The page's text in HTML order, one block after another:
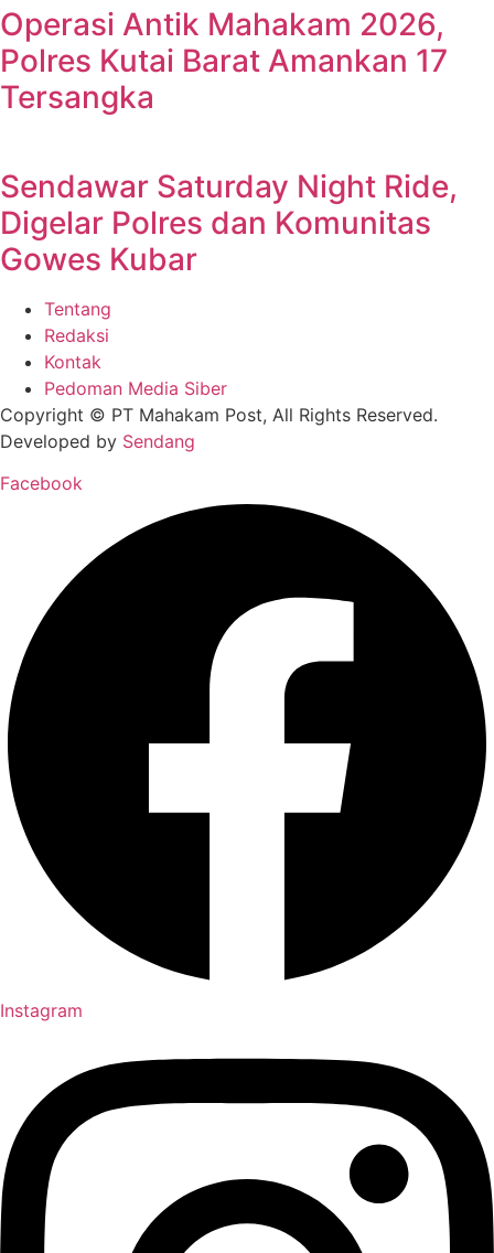
Operasi Antik Mahakam 2026,
Polres Kutai Barat Amankan 17
Tersangka
Sendawar Saturday Night Ride,
Digelar Polres dan Komunitas
Gowes Kubar
Tentang
Redaksi
Kontak
Pedoman Media Siber
Copyright © PT Mahakam Post, All Rights Reserved.
Developed by Sendang
Facebook
Instagram